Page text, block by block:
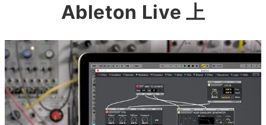
Ableton Live 上